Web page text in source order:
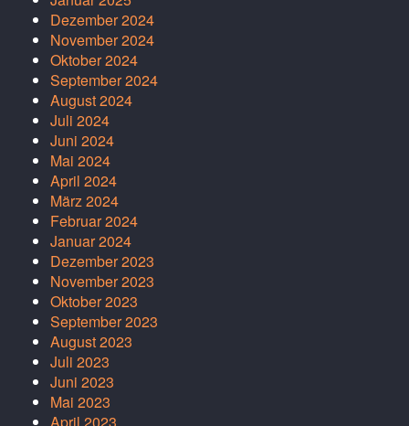
Dezember 2024
November 2024
Oktober 2024
September 2024
August 2024
Juli 2024
Juni 2024
Mai 2024
April 2024
März 2024
Februar 2024
Januar 2024
Dezember 2023
November 2023
Oktober 2023
September 2023
August 2023
Juli 2023
Juni 2023
Mai 2023